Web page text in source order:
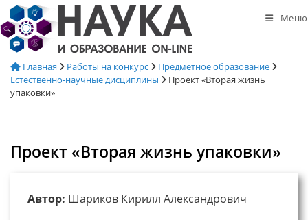
Перейти
к
содержимому
Меню
Главная Работы на конкурс
Предметное образование
Естественно-научные дисциплины
Проект «Вторая жизнь
упаковки»
Проект «Вторая жизнь упаковки»
Автор: Шариков Кирилл Александрович